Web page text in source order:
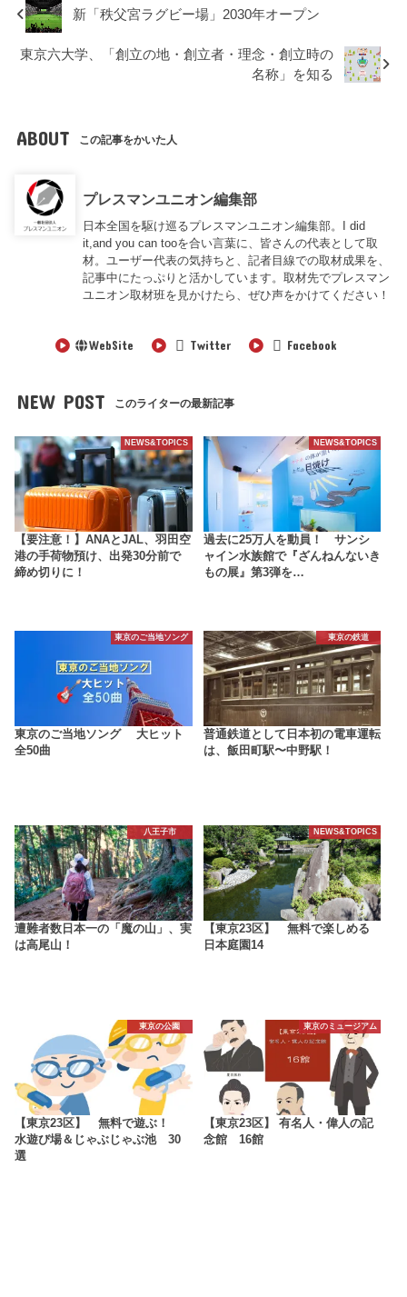
新「秩父宮ラグビー場」2030年オープン
東京六大学、「創立の地・創立者・理念・創立時の
名称」を知る
ABOUT この記事をかいた人
プレスマンユニオン編集部
日本全国を駆け巡るプレスマンユニオン編集部。I did
it,and you can tooを合い言葉に、皆さんの代表として取
材。ユーザー代表の気持ちと、記者目線での取材成果を、
記事中にたっぷりと活かしています。取材先でプレスマン
ユニオン取材班を見かけたら、ぜひ声をかけてください！
WebSite Twitter Facebook
NEW POST このライターの最新記事
NEWS&TOPICS
【要注意！】ANAとJAL、羽田空
港の手荷物預け、出発30分前で
締め切りに！
NEWS&TOPICS
過去に25万人を動員！ サンシ
ャイン水族館で『ざんねんないき
もの展』第3弾を…
東京のご当地ソング
東京のご当地ソング 大ヒット
全50曲
東京の鉄道
普通鉄道として日本初の電車運転
は、飯田町駅〜中野駅！
八王子市
遭難者数日本一の「魔の山」、実
は高尾山！
NEWS&TOPICS
【東京23区】 無料で楽しめる
日本庭園14
東京の公園
【東京23区】 無料で遊ぶ！
水遊び場＆じゃぶじゃぶ池 30
選
東京のミュージアム
【東京23区】 有名人・偉人の記
念館 16館